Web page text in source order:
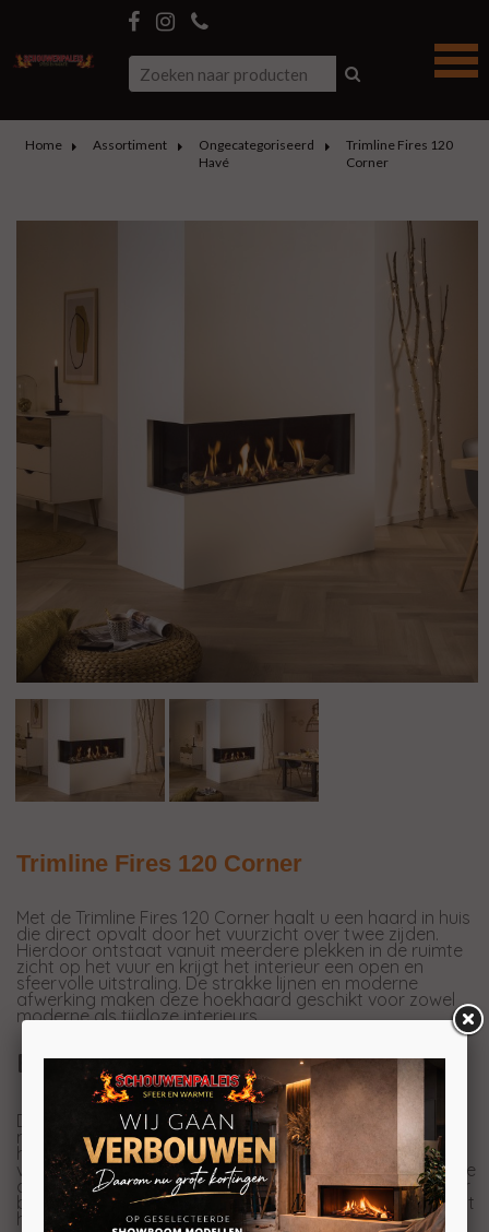
Home Assortiment
Ongecategoriseerd
Havé
Trimline Fires 120
Corner
Trimline Fires 120 Corner
Met de Trimline Fires 120 Corner haalt u een haard in huis
die direct opvalt door het vuurzicht over twee zijden.
Hierdoor ontstaat vanuit meerdere plekken in de ruimte
zicht op het vuur en krijgt het interieur een open en
sfeervolle uitstraling. De strakke lijnen en moderne
afwerking maken deze hoekhaard geschikt voor zowel
moderne als tijdloze interieurs.
Een echte sfeermaker in de ruimte
De Trimline Fires 120 Corner is ontworpen om het vuur
meer onderdeel van de leefruimte te maken. Dankzij het
hoekdesign creëert u niet alleen extra zicht op de
vlammen, maar ook meer verbinding tussen verschillende
delen van de ruimte. Dat maakt deze haard perfect voor
bijvoorbeeld een open woonkamer of keuken. Daarnaast
heeft de gashaardeen gesloten systeem.